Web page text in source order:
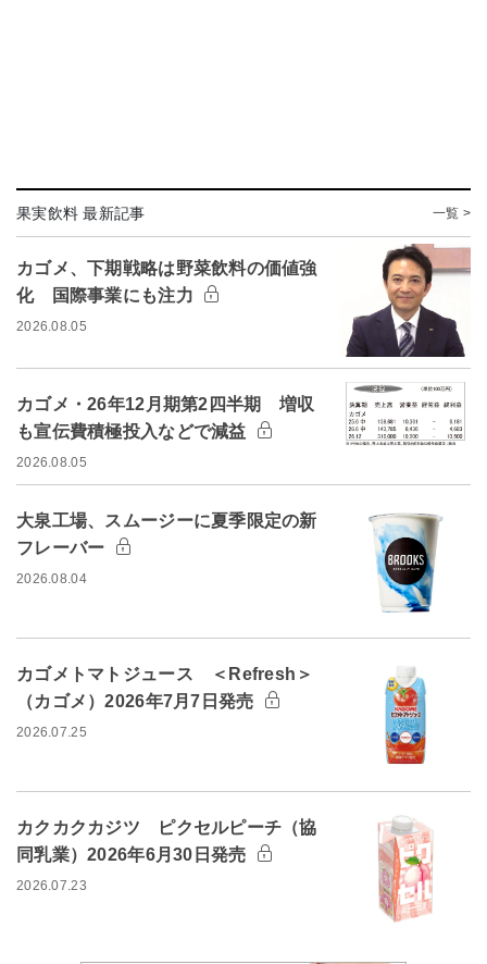
果実飲料 最新記事 一覧 >
カゴメ、下期戦略は野菜飲料の価値強
化 国際事業にも注力
2026.08.05
カゴメ・26年12月期第2四半期 増収
も宣伝費積極投入などで減益
2026.08.05
大泉工場、スムージーに夏季限定の新
フレーバー
2026.08.04
カゴメトマトジュース ＜Refresh＞
（カゴメ）2026年7月7日発売
2026.07.25
カクカクカジツ ピクセルピーチ（協
同乳業）2026年6月30日発売
2026.07.23